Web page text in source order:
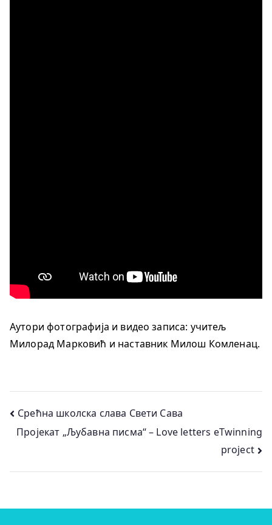
Аутори фотографија и видео записа: учитељ
Милорад Марковић и наставник Милош Комленац.
Кретање
чланка
Срећна школска слава Свети Сава
Пројекат „Љубавна писма“ – Love letters eTwinning
project